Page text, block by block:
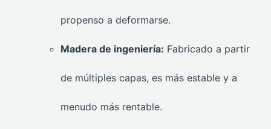
propenso a deformarse.
Madera de ingeniería: Fabricado a partir
de múltiples capas, es más estable y a
menudo más rentable.